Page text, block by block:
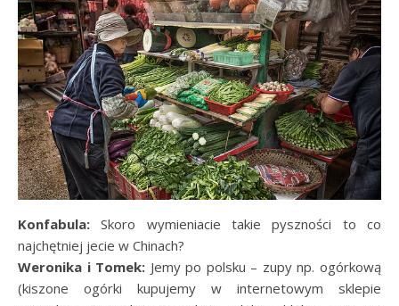
Konfabula: Skoro wymieniacie takie pyszności to co
najchętniej jecie w Chinach?
Weronika i Tomek: Jemy po polsku – zupy np. ogórkową
(kiszone ogórki kupujemy w internetowym sklepie